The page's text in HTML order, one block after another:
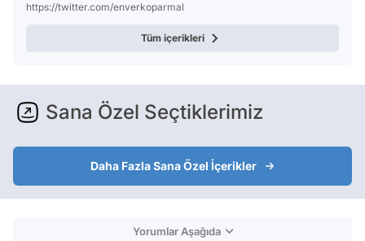
https://twitter.com/enverkoparmal
Tüm içerikleri
Sana Özel Seçtiklerimiz
Daha Fazla Sana Özel İçerikler
Yorumlar Aşağıda